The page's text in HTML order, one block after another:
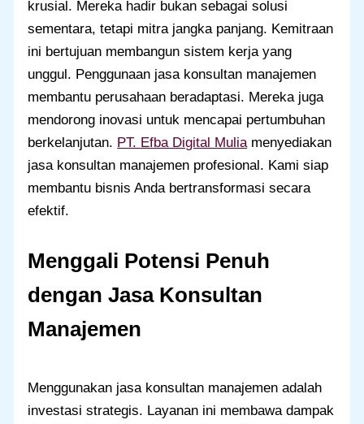
krusial. Mereka hadir bukan sebagai solusi
sementara, tetapi mitra jangka panjang. Kemitraan
ini bertujuan membangun sistem kerja yang
unggul. Penggunaan jasa konsultan manajemen
membantu perusahaan beradaptasi. Mereka juga
mendorong inovasi untuk mencapai pertumbuhan
berkelanjutan. PT. Efba Digital Muliamenyediakan
jasa konsultan manajemen profesional. Kami siap
membantu bisnis Anda bertransformasi secara
efektif.
Menggali Potensi Penuh
dengan Jasa Konsultan
Manajemen
Menggunakan jasa konsultan manajemen adalah
investasi strategis. Layanan ini membawa dampak